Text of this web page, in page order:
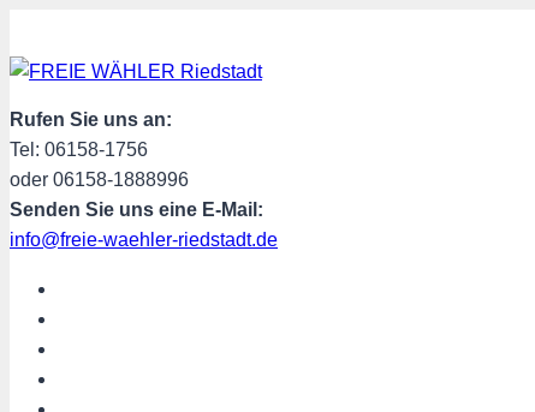
Inhalt
springen
Rufen Sie uns an:
Tel: 06158-1756
oder 06158-1888996
Senden Sie uns eine E-Mail:
info@freie-waehler-riedstadt.de